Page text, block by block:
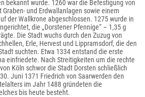
bekannt wurde. 1260 war die Befestigung von
und Erdwallanlagen sowie einem
der Wallkrone abgeschlossen. 1275 wurde in
die „Dorstener Pfennige“ – 1,35 g
Die Stadt wuchs durch den Zuzug von
Erle, Hervest und Lippramsdorf, die den
suchten. Etwa 1334 entstand die erste
einfriedete. Nach Streitigkeiten um die rechte
Köln schwor die Stadt Dorsten schließlich
Juni 1371 Friedrich von Saarwerden den
im Jahr 1488 gründeten die
bis heute besteht.